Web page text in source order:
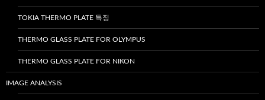
TOKIA THERMO PLATE 특징
THERMO GLASS PLATE FOR OLYMPUS
THERMO GLASS PLATE FOR NIKON
IMAGE ANALYSIS